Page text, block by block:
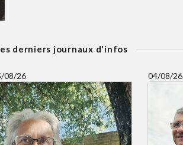
derniers journaux d'infos
08/26 04/08/26